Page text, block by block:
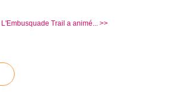
L'Embusquade Trail a animé... >>